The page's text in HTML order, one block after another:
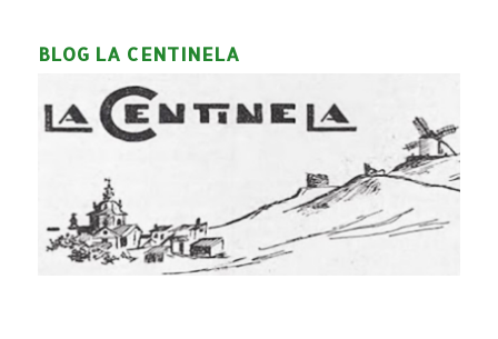
BLOG LA CENTINELA